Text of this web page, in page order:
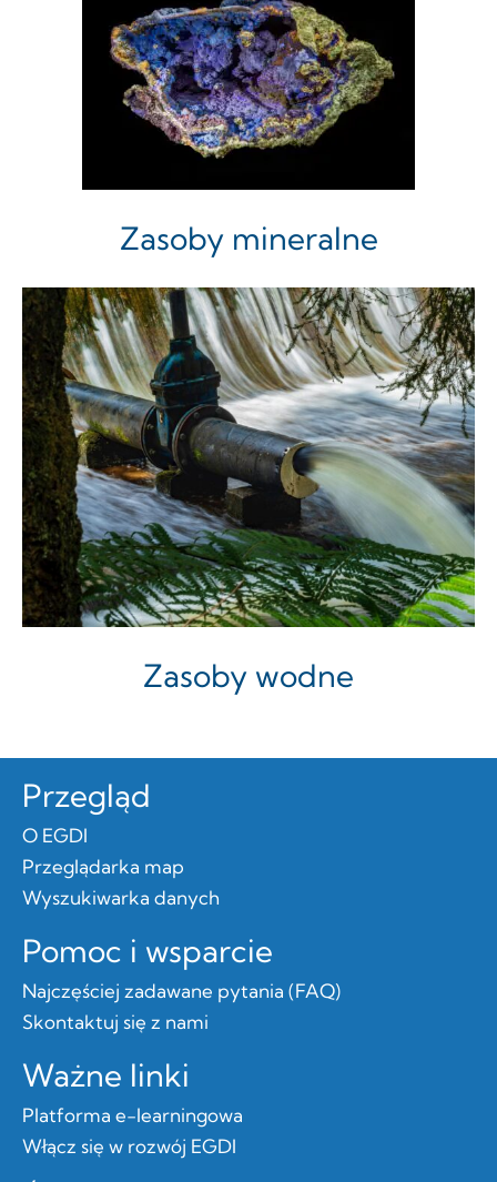
Zasoby mineralne
Zasoby wodne
Przegląd
O EGDI
Przeglądarka map
Wyszukiwarka danych
Pomoc i wsparcie
Najczęściej zadawane pytania (FAQ)
Skontaktuj się z nami
Ważne linki
Platforma e-learningowa
Włącz się w rozwój EGDI